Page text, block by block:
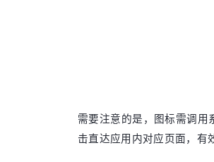
需要注意的是，图标需调用
击直达应用内对应页面，有